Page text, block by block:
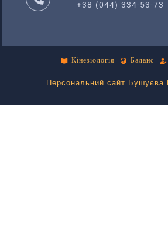
+38 (044) 334-53-73
Кінезіологія Баланс
Персональний сайт